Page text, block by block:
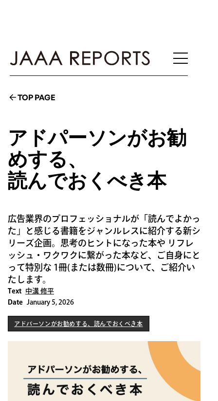
TOP PAGE
アドパーソンがお勧
めする、
読んでおくべき本
広告業界のプロフェッショナルが「読んでよかっ
た」と感じる書籍をジャンルレスに紹介する新シ
リーズ企画。思考のヒントになった本や リフレ
ッシュ・ワクワクに繋がった本など、ご自身にと
って特別な 1冊(または数冊)について、ご紹介い
たします。
Text
中溝 修平
Date January 5, 2026
アドパーソンがお勧めする、読んでおくべき本
アドパーソンがお勧めする、読んでおくべき本